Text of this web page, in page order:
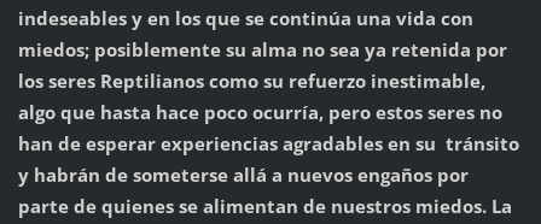
indeseables y en los que se continúa una vida con
miedos; posiblemente su alma no sea ya retenida por
los seres Reptilianos como su refuerzo inestimable,
algo que hasta hace poco ocurría, pero estos seres no
han de esperar experiencias agradables en su tránsito
y habrán de someterse allá a nuevos engaños por
parte de quienes se alimentan de nuestros miedos. La